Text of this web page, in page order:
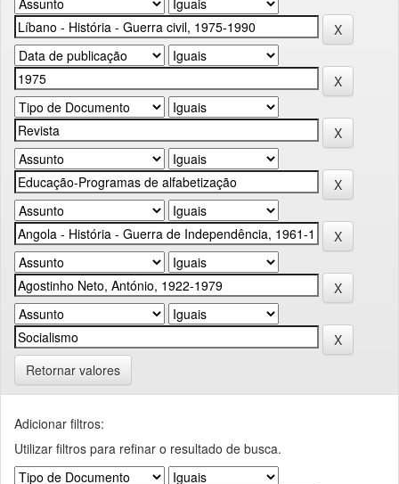
Retornar valores
Adicionar filtros:
Utilizar filtros para refinar o resultado de busca.